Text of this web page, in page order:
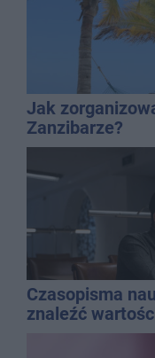
Jak
Zanzibarze?
Czasopisma
znaleźć